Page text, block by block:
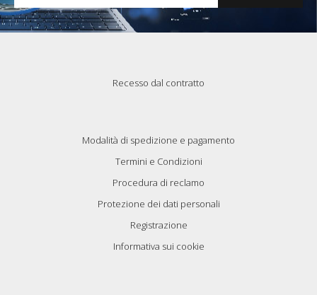
Recesso dal contratto
Modalità di spedizione e pagamento
Termini e Condizioni
Procedura di reclamo
Protezione dei dati personali
Registrazione
Informativa sui cookie